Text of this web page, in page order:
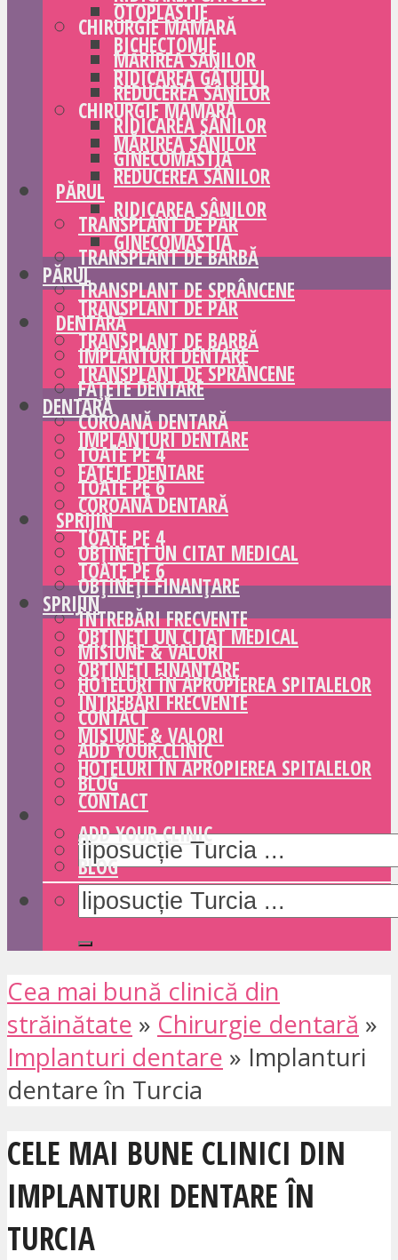
CHIRURGIE MAMARĂ
MĂRIREA SÂNILOR
REDUCEREA SÂNILOR
RIDICAREA SÂNILOR
GINECOMASTIA
PĂRUL
TRANSPLANT DE PĂR
TRANSPLANT DE BARBĂ
TRANSPLANT DE SPRÂNCENE
DENTARĂ
IMPLANTURI DENTARE
FAȚETE DENTARE
COROANĂ DENTARĂ
TOATE PE 4
TOATE PE 6
SPRIJIN
OBȚINEȚI UN CITAT MEDICAL
OBȚINEȚI FINANȚARE
ÎNTREBĂRI FRECVENTE
MISIUNE & VALORI
HOTELURI ÎN APROPIEREA SPITALELOR
CONTACT
ADD YOUR CLINIC
BLOG
OTOPLASTIE
BICHECTOMIE
RIDICAREA GÂTULUI
CHIRURGIE MAMARĂ
MĂRIREA SÂNILOR
REDUCEREA SÂNILOR
RIDICAREA SÂNILOR
GINECOMASTIA
PĂRUL
TRANSPLANT DE PĂR
TRANSPLANT DE BARBĂ
TRANSPLANT DE SPRÂNCENE
DENTARĂ
IMPLANTURI DENTARE
FAȚETE DENTARE
COROANĂ DENTARĂ
TOATE PE 4
TOATE PE 6
SPRIJIN
OBȚINEȚI UN CITAT MEDICAL
OBȚINEȚI FINANȚARE
ÎNTREBĂRI FRECVENTE
MISIUNE & VALORI
HOTELURI ÎN APROPIEREA SPITALELOR
CONTACT
ADD YOUR CLINIC
BLOG
Cea mai bună clinică din
străinătate » Chirurgie dentară »
Implanturi dentare » Implanturi
dentare în Turcia
CELE MAI BUNE CLINICI DIN
IMPLANTURI DENTARE ÎN
TURCIA